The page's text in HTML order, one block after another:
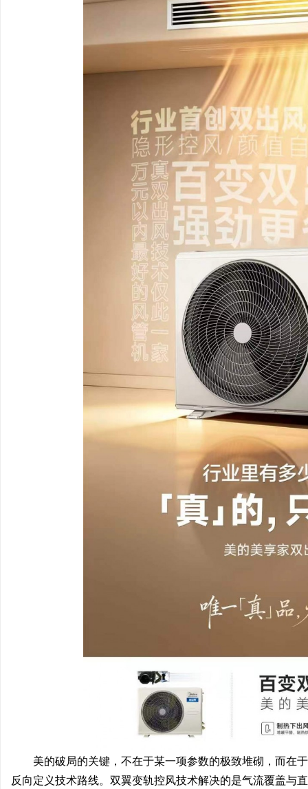
美的破局的关键，不在于某一项参数的极致堆砌，而在
反向定义技术路线。双翼变轨控风技术解决的是气流覆盖与